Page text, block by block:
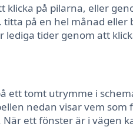
på pilarna, eller
på en hel månad
tider genom att
ett tomt utrymme i
nedan visar vem
ett fönster är i vägen